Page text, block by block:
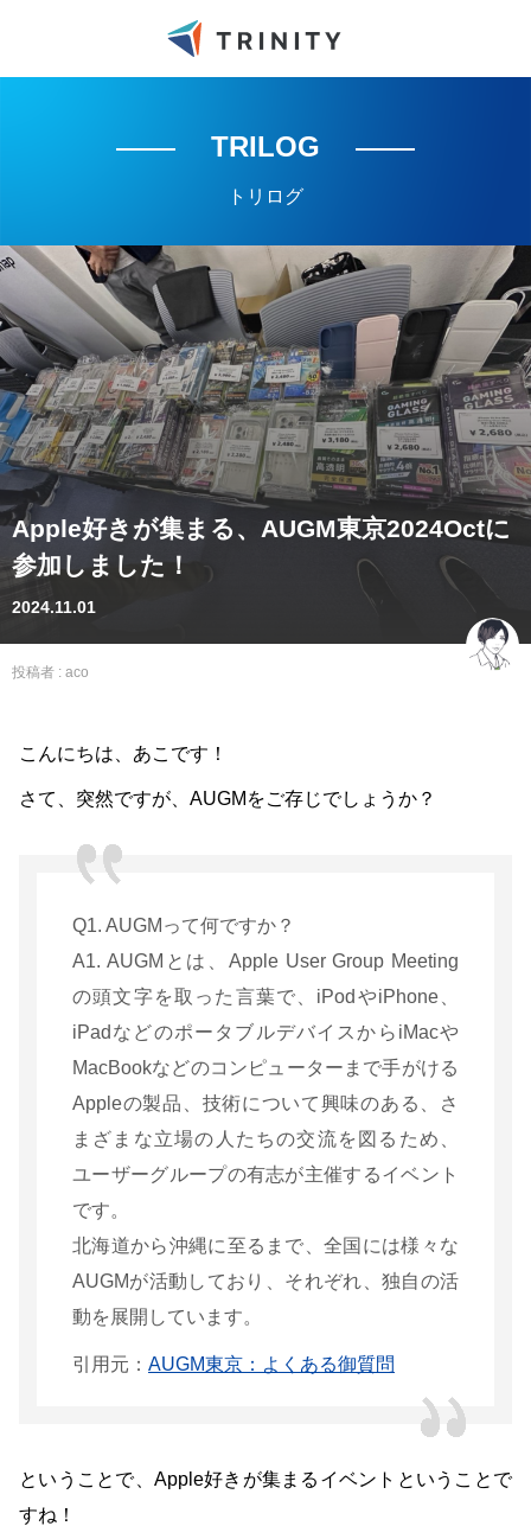
TRILOG
トリログ
Apple好きが集まる、AUGM東京2024Octに
参加しました！
2024.11.01
投稿者 : aco
こんにちは、あこです！
さて、突然ですが、AUGMをご存じでしょうか？
Q1. AUGMって何ですか？
A1. AUGMとは、Apple User Group Meeting
の頭文字を取った言葉で、iPodやiPhone、
iPadなどのポータブルデバイスからiMacや
MacBookなどのコンピューターまで手がける
Appleの製品、技術について興味のある、さ
まざまな立場の人たちの交流を図るため、
ユーザーグループの有志が主催するイベント
です。
北海道から沖縄に至るまで、全国には様々な
AUGMが活動しており、それぞれ、独自の活
動を展開しています。
引用元： AUGM東京：よくある御質問
ということで、Apple好きが集まるイベントということで
すね！